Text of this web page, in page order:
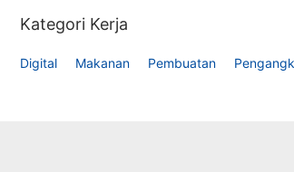
Kategori Kerja
Digital Makanan Pembuatan